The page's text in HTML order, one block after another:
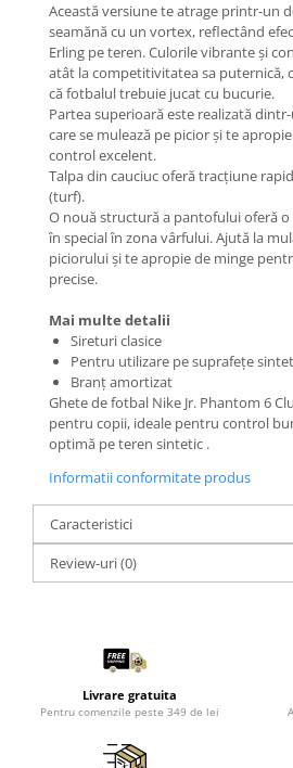
Această versiune te atrage printr-un
seamănă cu un vortex, reflectând
Erling pe teren. Culorile vibrante și
atât la competitivitatea sa puternică,
că fotbalul trebuie jucat cu bucurie.
Partea superioară este realizată
care se mulează pe picior și te
control excelent.
Talpa din cauciuc oferă tracțiune
(turf).
O nouă structură a pantofului oferă
în special în zona vârfului. Ajută la
piciorului și te apropie de minge
precise.
Mai multe detalii
Sireturi clasice
Pentru utilizare pe suprafețe
Branț amortizat
Ghete de fotbal Nike Jr. Phantom 6
pentru copii, ideale pentru control
optimă pe teren sintetic .
Informatii conformitate produs
Caracteristici
Review-uri(0)
Livrare gratuita
Pentru comenzile peste 349 de lei